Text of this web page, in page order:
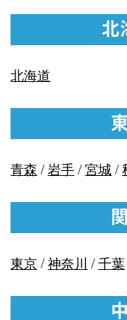
北海道
青森 /岩手/宮城/
東京/神奈川 /千葉